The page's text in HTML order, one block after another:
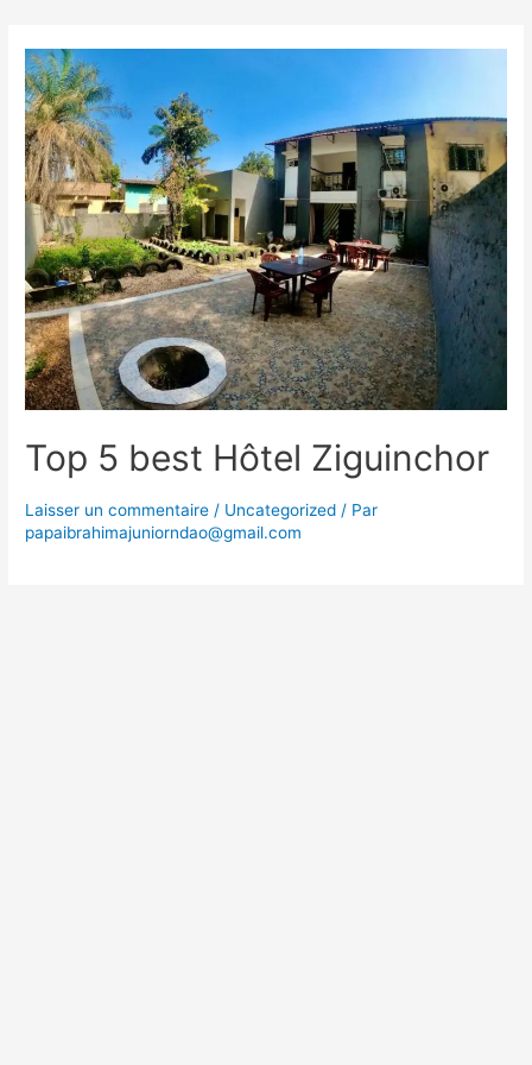
contenu
Top 5 best Hôtel Ziguinchor
Laisser un commentaire / Uncategorized / Par
papaibrahimajuniorndao@gmail.com